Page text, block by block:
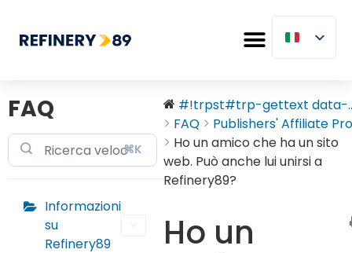
FAQ
⌘K
Informazioni
su
Refinery89
#!trpst#trp-gettext data-
FAQ
Publishers' Affiliate
Ho un amico che ha un sito
web. Può anche lui unirsi a
Refinery89?
Ho un